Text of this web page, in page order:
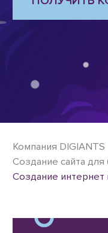
Компания DIGIANTS
Создание сайта для
Создание интернет